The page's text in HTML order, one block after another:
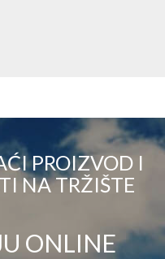
PROIZVOD I
NA TRŽIŠTE
ONLINE